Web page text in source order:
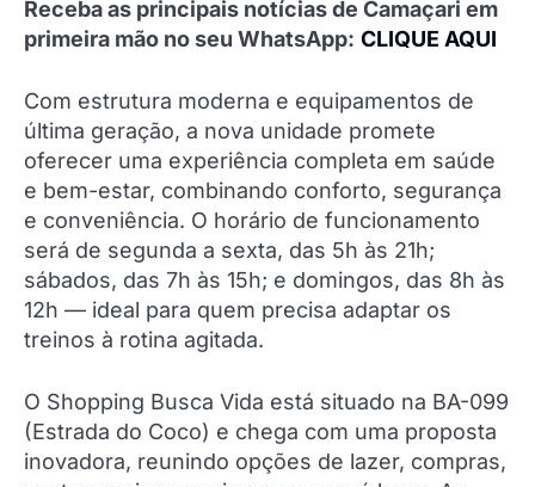
Receba as principais notícias de Camaçari em
primeira mão no seu WhatsApp: CLIQUE AQUI
Com estrutura moderna e equipamentos de
última geração, a nova unidade promete
oferecer uma experiência completa em saúde
e bem-estar, combinando conforto, segurança
e conveniência. O horário de funcionamento
será de segunda a sexta, das 5h às 21h;
sábados, das 7h às 15h; e domingos, das 8h às
12h — ideal para quem precisa adaptar os
treinos à rotina agitada.
O Shopping Busca Vida está situado na BA-099
(Estrada do Coco) e chega com uma proposta
inovadora, reunindo opções de lazer, compras,